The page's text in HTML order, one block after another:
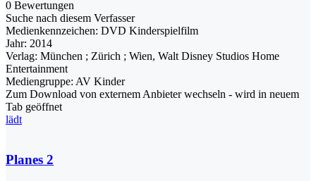
0 Bewertungen
Suche nach diesem Verfasser
Medienkennzeichen: DVD Kinderspielfilm
Jahr: 2014
Verlag: München ; Zürich ; Wien, Walt Disney Studios Home
Entertainment
Mediengruppe: AV Kinder
Zum Download von externem Anbieter wechseln - wird in neuem
Tab geöffnet
lädt
Planes 2